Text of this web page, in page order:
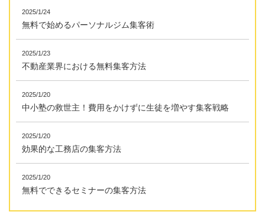
2025/1/24
無料で始めるパーソナルジム集客術
2025/1/23
不動産業界における無料集客方法
2025/1/20
中小塾の救世主！費用をかけずに生徒を増やす集客戦略
2025/1/20
効果的な工務店の集客方法
2025/1/20
無料でできるセミナーの集客方法